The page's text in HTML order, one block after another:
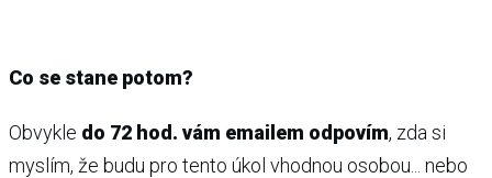
Co se stane potom?
Obvykle do 72 hod. vám emailem odpovím, zda si
myslím, že budu pro tento úkol vhodnou osobou... nebo